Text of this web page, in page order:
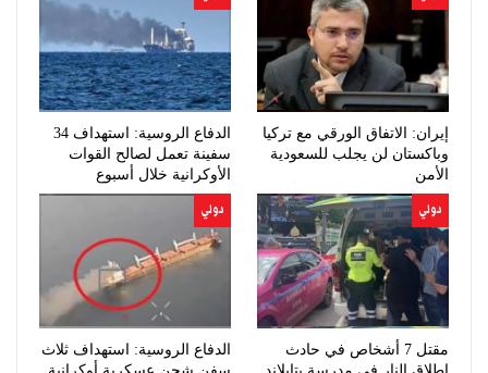
إيران: الاتفاق الورقي مع تركيا
وباكستان لن يجلب للسعودية
الأمن
الدفاع الروسية: استهداف 34
سفينة تعمل لصالح القوات
الأوكرانية خلال أسبوع
دولي
مقتل 7 أشخاص في حادث
دولي
الدفاع الروسية: استهداف ثلاث